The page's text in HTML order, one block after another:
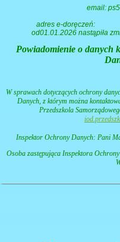
email:
adres e-doręczeń:
od01.01.2026 nastąpiła
Powiadomienie o danych
W sprawach dotyczących ochrony
Danych, z którym można
Przedszkola
Inspektor Ochrony Danych: Pani
Osoba zastępująca Inspektora